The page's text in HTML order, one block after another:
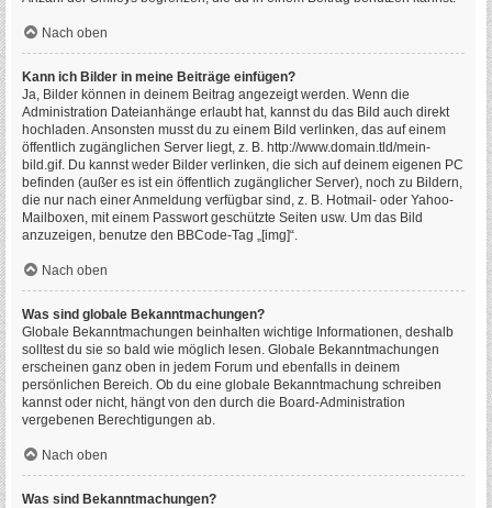
Nach oben
Kann ich Bilder in meine Beiträge einfügen?
Ja, Bilder können in deinem Beitrag angezeigt werden. Wenn die
Administration Dateianhänge erlaubt hat, kannst du das Bild auch direkt
hochladen. Ansonsten musst du zu einem Bild verlinken, das auf einem
öffentlich zugänglichen Server liegt, z. B. http://www.domain.tld/mein-
bild.gif. Du kannst weder Bilder verlinken, die sich auf deinem eigenen PC
befinden (außer es ist ein öffentlich zugänglicher Server), noch zu Bildern,
die nur nach einer Anmeldung verfügbar sind, z. B. Hotmail- oder Yahoo-
Mailboxen, mit einem Passwort geschützte Seiten usw. Um das Bild
anzuzeigen, benutze den BBCode-Tag „[img]“.
Nach oben
Was sind globale Bekanntmachungen?
Globale Bekanntmachungen beinhalten wichtige Informationen, deshalb
solltest du sie so bald wie möglich lesen. Globale Bekanntmachungen
erscheinen ganz oben in jedem Forum und ebenfalls in deinem
persönlichen Bereich. Ob du eine globale Bekanntmachung schreiben
kannst oder nicht, hängt von den durch die Board-Administration
vergebenen Berechtigungen ab.
Nach oben
Was sind Bekanntmachungen?